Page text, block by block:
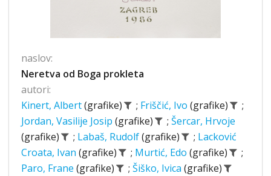
naslov:
Neretva od Boga prokleta
autori:
Kinert, Albert(grafike) ; Friščić, Ivo (grafike)
;
Jordan, Vasilije Josip (grafike) ; Šercar, Hrvoje
(grafike)
; Labaš, Rudolf(grafike) ; Lacković
Croata, Ivan (grafike) ; Murtić, Edo (grafike)
;
Paro, Frane (grafike) ; Šiško, Ivica (grafike)